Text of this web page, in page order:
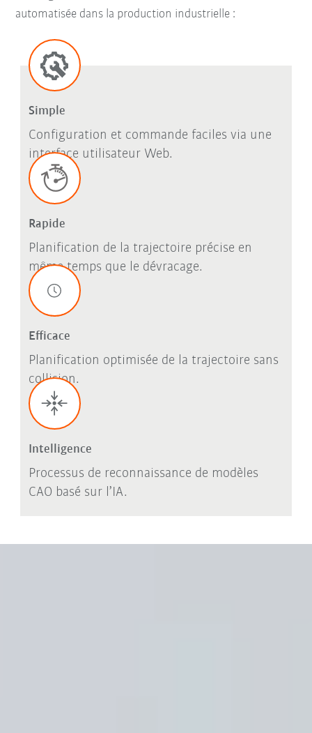
automatisée dans la production industrielle :
Simple
Configuration et commande faciles via une
interface utilisateur Web.
Rapide
Planification de la trajectoire précise en
même temps que le dévracage.
Efficace
Planification optimisée de la trajectoire sans
collision.
Intelligence
Processus de reconnaissance de modèles
CAO basé sur l’IA.